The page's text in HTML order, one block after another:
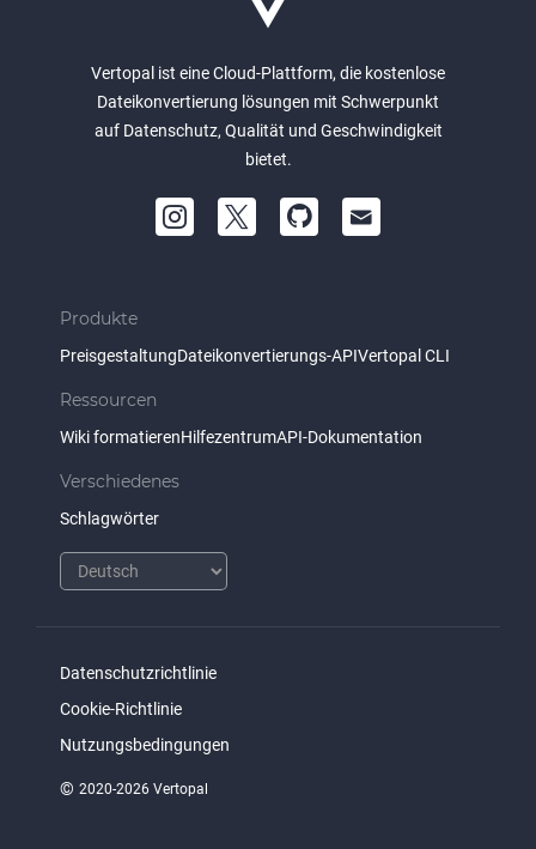
Vertopal ist eine Cloud-Plattform, die kostenlose
Dateikonvertierung lösungen mit Schwerpunkt
auf Datenschutz, Qualität und Geschwindigkeit
bietet.
Produkte
PreisgestaltungDateikonvertierungs-APIVertopal CLI
Ressourcen
Wiki formatierenHilfezentrumAPI-Dokumentation
Verschiedenes
Schlagwörter
Datenschutzrichtlinie
Cookie-Richtlinie
Nutzungsbedingungen
© 2020-2026 Vertopal